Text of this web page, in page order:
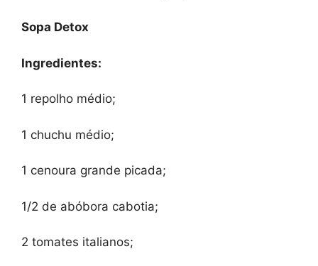
Sopa Detox
Ingredientes:
1 repolho médio;
1 chuchu médio;
1 cenoura grande picada;
1/2 de abóbora cabotia;
2 tomates italianos;